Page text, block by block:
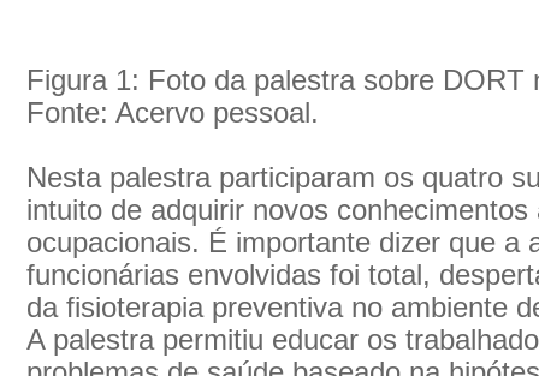
Figura 1: Foto da palestra sobre DORT
Fonte: Acervo pessoal.
Nesta palestra participaram os quatro
intuito de adquirir novos
ocupacionais. É importante dizer que a
funcionárias envolvidas foi total,
da fisioterapia preventiva no ambiente
A palestra permitiu educar os